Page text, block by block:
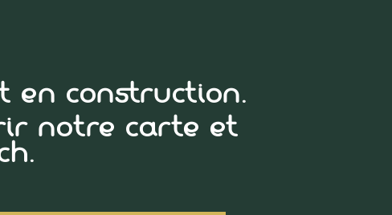
en construction.
notre carte et